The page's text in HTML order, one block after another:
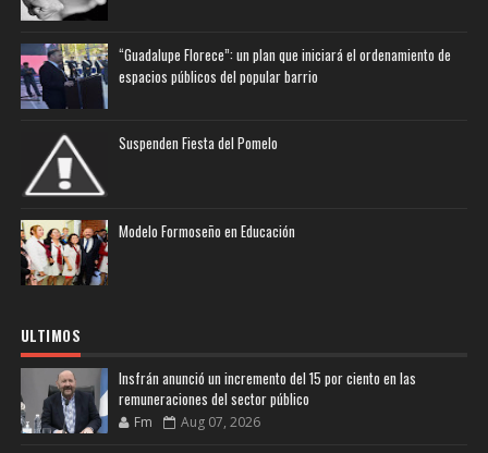
“Guadalupe Florece”: un plan que iniciará el ordenamiento de
espacios públicos del popular barrio
Suspenden Fiesta del Pomelo
Modelo Formoseño en Educación
ULTIMOS
Insfrán anunció un incremento del 15 por ciento en las
remuneraciones del sector público
Fm Aug 07, 2026